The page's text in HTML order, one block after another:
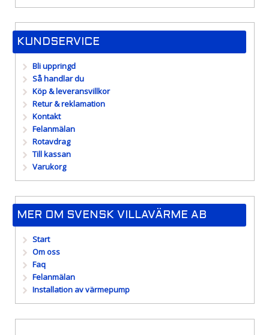
KUNDSERVICE
Bli uppringd
Så handlar du
Köp & leveransvillkor
Retur & reklamation
Kontakt
Felanmälan
Rotavdrag
Till kassan
Varukorg
MER OM SVENSK VILLAVÄRME AB
Start
Om oss
Faq
Felanmälan
Installation av värmepump